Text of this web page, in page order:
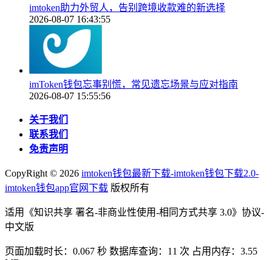
imtoken助力外贸人，告别跨境收款难的新选择
2026-08-07 16:43:55
imToken钱包忘事别慌，常见遗忘场景与应对指南
2026-08-07 15:55:56
关于我们
联系我们
免责声明
CopyRight © 2026 imtoken钱包最新下载-imtoken钱包下载2.0-
imtoken钱包app官网下载 版权所有
适用《知识共享 署名-非商业性使用-相同方式共享 3.0》协议-
中文版
页面加载时长：0.067 秒 数据库查询：11 次 占用内存：3.55